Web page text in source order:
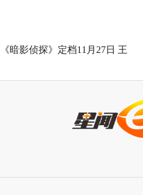
《暗影侦探》定档11月27日 王